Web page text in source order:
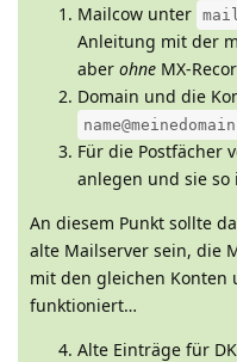
Mailcow unter
Anleitung mit der
aber ohne MX-
Domain und die
Für die Postfächer
anlegen und sie
An diesem Punkt sollte
alte Mailserver sein, die
mit den gleichen Konten
funktioniert…
Alte Einträge für